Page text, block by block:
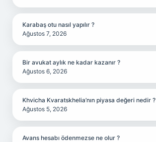
Karabaş otu nasıl yapılır ?
Ağustos 7, 2026
Bir avukat aylık ne kadar kazanır ?
Ağustos 6, 2026
Khvicha Kvaratskhelia’nın piyasa değeri nedir ?
Ağustos 5, 2026
Avans hesabı ödenmezse ne olur ?